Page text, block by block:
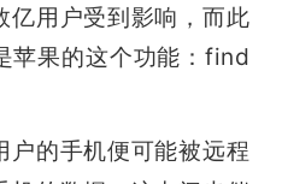
亿用户受到影响，而此
苹果的这个功能：find
户的手机便可能被远程